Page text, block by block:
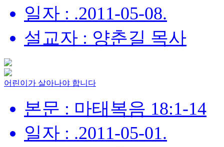
일자 : .2011-05-08.
설교자 : 양춘길 목사
어린이가 살아나야 합니다
본문 : 마태복음 18:1-14
일자 : .2011-05-01.